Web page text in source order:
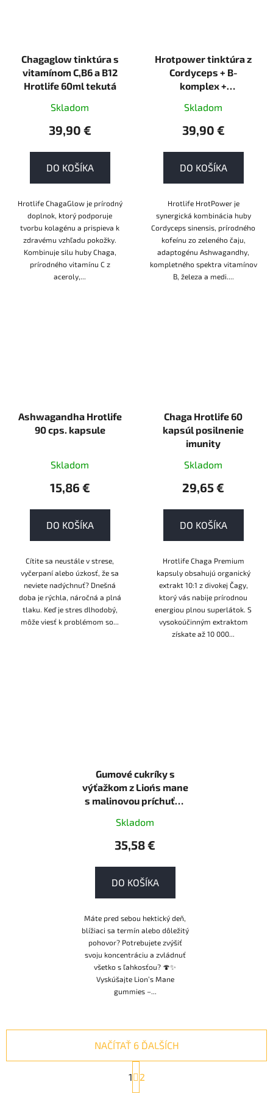
Chagaglow tinktúra s
vitamínom C,B6 a B12
Hrotlife 60ml tekutá
Skladom
39,90 €
DO KOŠÍKA
Hrotlife ChagaGlow je prírodný
doplnok, ktorý podporuje
tvorbu kolagénu a prispieva k
zdravému vzhľadu pokožky.
Kombinuje silu huby Chaga,
prírodného vitamínu C z
aceroly,...
Hrotpower tinktúra z
Cordyceps + B-
komplex +
60ml tekutá
Skladom
39,90 €
DO KOŠÍKA
Hrotlife HrotPower je
synergická kombinácia huby
Cordyceps sinensis, prírodného
kofeínu zo zeleného čaju,
adaptogénu Ashwagandhy,
kompletného spektra vitamínov
B, železa a medi....
Ashwagandha Hrotlife
90 cps. kapsule
Skladom
15,86 €
DO KOŠÍKA
Cítite sa neustále v strese,
vyčerpaní alebo úzkosť, že sa
neviete nadýchnuť? Dnešná
doba je rýchla, náročná a plná
tlaku. Keď je stres dlhodobý,
môže viesť k problémom so...
Chaga Hrotlife 60
kapsúl posilnenie
imunity
Skladom
29,65 €
DO KOŠÍKA
Hrotlife Chaga Premium
kapsuly obsahujú organický
extrakt 10:1 z divokej Čagy,
ktorý vás nabije prírodnou
energiou plnou superlátok. S
vysokoúčinným extraktom
získate až 10 000...
Gumové cukríky s
výťažkom z Lion´s mane
s malinovou príchuťou
posilnenie imunity
Skladom
35,58 €
DO KOŠÍKA
Máte pred sebou hektický deň,
blížiaci sa termín alebo dôležitý
pohovor? Potrebujete zvýšiť
svoju koncentráciu a zvládnuť
všetko s ľahkosťou? 🍄✨
Vyskúšajte Lion’s Mane
gummies –...
NAČÍTAŤ 6 ĎALŠÍCH
S
t
r
1 2